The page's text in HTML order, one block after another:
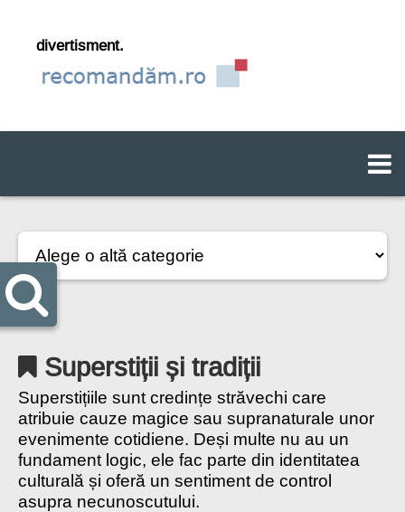
divertisment.
Superstiții și tradiții
Superstițiile sunt credințe străvechi care
atribuie cauze magice sau supranaturale unor
evenimente cotidiene. Deși multe nu au un
fundament logic, ele fac parte din identitatea
culturală și oferă un sentiment de control
asupra necunoscutului.